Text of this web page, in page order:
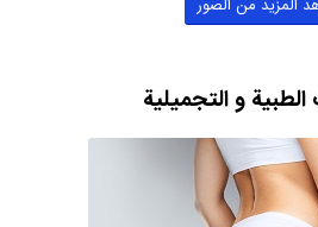
المزيد من الصور
الطبية و التجميلية